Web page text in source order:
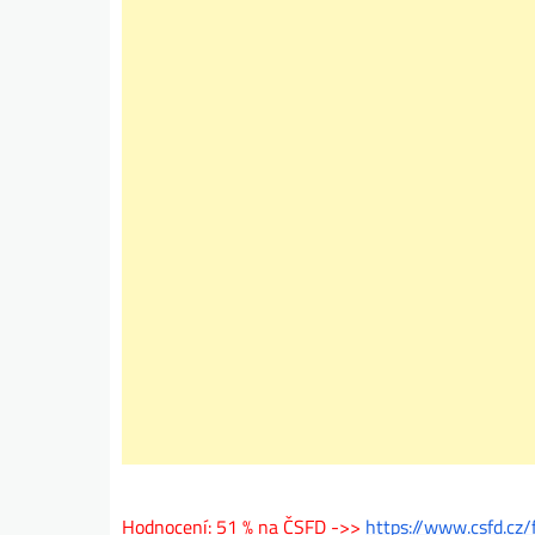
Hodnocení: 51 % na ČSFD ->> https://